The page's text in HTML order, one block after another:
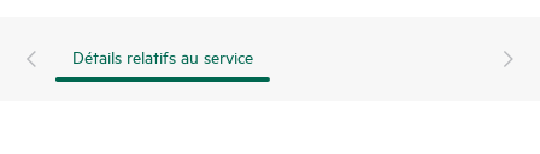
Détails relatifs au service